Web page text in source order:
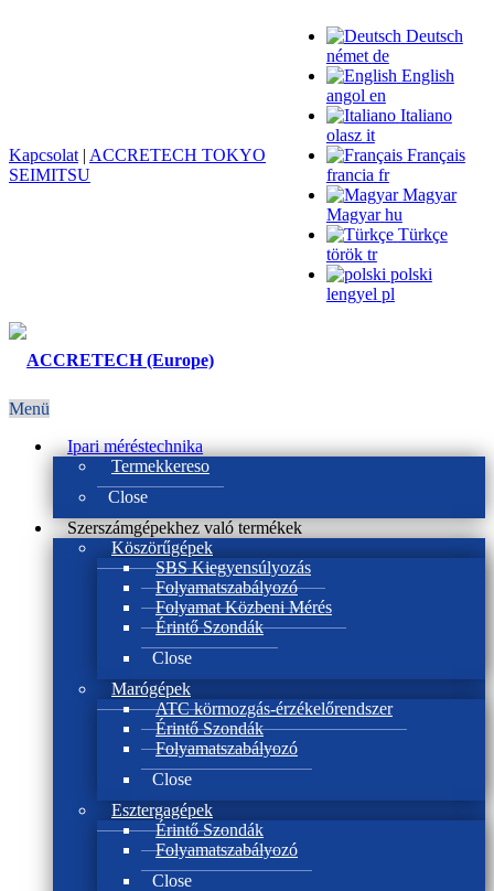
Deutsch
német de
English
angol en
Italiano
olasz it
Français
francia fr
Magyar
Magyar hu
Türkçe
török tr
polski
lengyel pl
Kapcsolat | ACCRETECH TOKYO
SEIMITSU
Menü
Ipari méréstechnika
Termekkereso
Close
Szerszámgépekhez való termékek
Köszörűgépek
SBS Kiegyensúlyozás
Folyamatszabályozó
Folyamat Közbeni Mérés
Érintő Szondák
Close
Marógépek
ATC körmozgás-érzékelőrendszer
Érintő Szondák
Folyamatszabályozó
Close
Esztergagépek
Érintő Szondák
Folyamatszabályozó
Close